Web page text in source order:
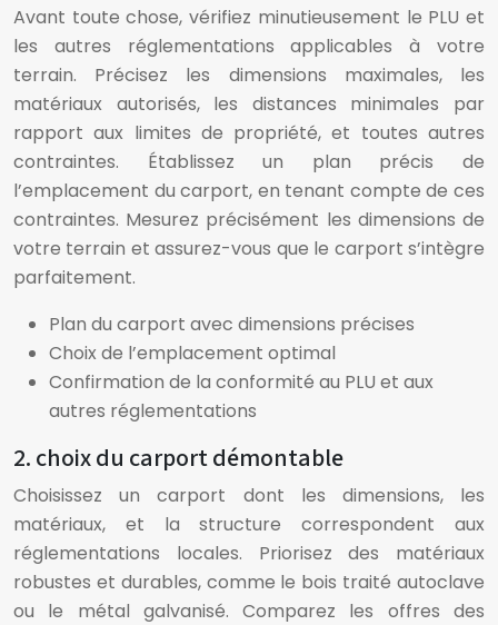
Avant toute chose, vérifiez minutieusement le PLU et
les autres réglementations applicables à votre
terrain. Précisez les dimensions maximales, les
matériaux autorisés, les distances minimales par
rapport aux limites de propriété, et toutes autres
contraintes. Établissez un plan précis de
l’emplacement du carport, en tenant compte de ces
contraintes. Mesurez précisément les dimensions de
votre terrain et assurez-vous que le carport s’intègre
parfaitement.
Plan du carport avec dimensions précises
Choix de l’emplacement optimal
Confirmation de la conformité au PLU et aux
autres réglementations
2. choix du carport démontable
Choisissez un carport dont les dimensions, les
matériaux, et la structure correspondent aux
réglementations locales. Priorisez des matériaux
robustes et durables, comme le bois traité autoclave
ou le métal galvanisé. Comparez les offres des